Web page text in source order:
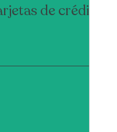
de crédito,